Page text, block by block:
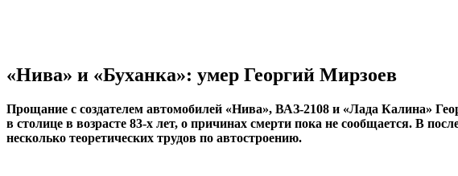
«Нива» и «Буханка»: умер Георгий Мирзоев
Прощание с создателем автомобилей «Нива», ВАЗ-2108 и «Лада Калина»
в столице в возрасте 83-х лет, о причинах смерти пока не сообщается. В
несколько теоретических трудов по автостроению.